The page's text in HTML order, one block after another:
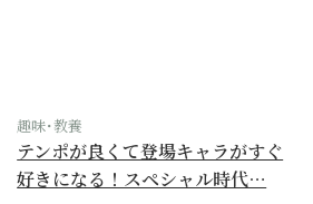
趣味･教養
テンポが良くて登場キャラがすぐ
好きになる！スペシャル時代…